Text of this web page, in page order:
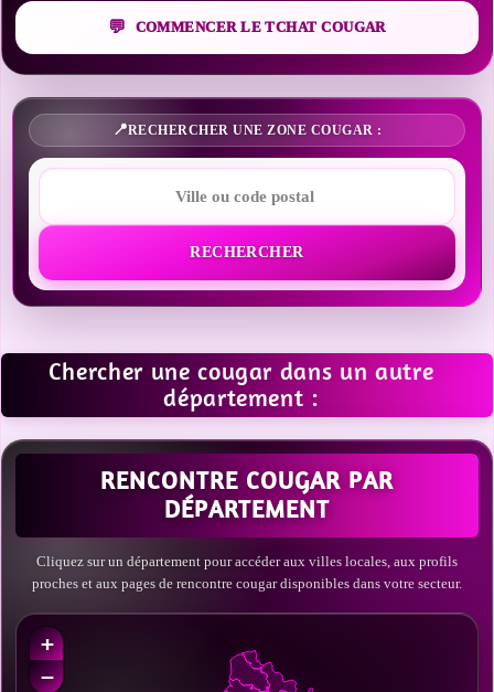
COMMENCER LE TCHAT COUGAR
RECHERCHER UNE ZONE COUGAR :
RECHERCHER
Chercher une cougar dans un autre
département :
RENCONTRE COUGAR PAR
DÉPARTEMENT
Cliquez sur un département pour accéder aux villes locales, aux profils
proches et aux pages de rencontre cougar disponibles dans votre secteur.
+
−